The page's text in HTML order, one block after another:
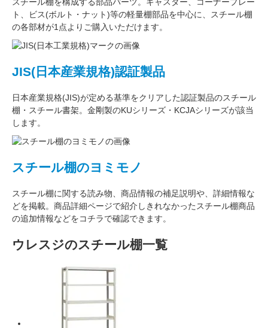
ト
ビス(ボルト・ナット)等の軽量棚部品を中心に、スチール棚
の各部材が1点よりご購入いただけます。
JIS(日本産業規格)認証製品
日本産業規格(JIS)が定める基準をクリアした認証製品のスチール
棚・スチール書架。金剛製のKUシリーズ・KCJAシリーズが該当
します。
スチール棚のヨミモノ
スチール棚に関する読み物、商品情報の補足説明や、詳細情報な
どを掲載。商品詳細ページで紹介しきれなかったスチール棚商品
の追加情報などをコチラで確認できます。
ウレスジのスチール棚一覧